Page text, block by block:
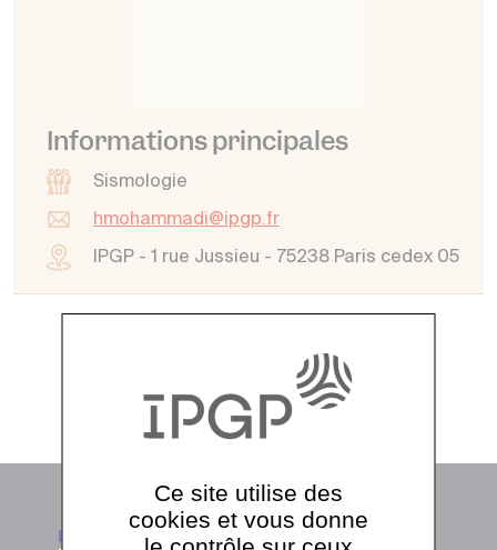
Informations principales
Sismologie
hmohammadi@ipgp.fr
IPGP - 1 rue Jussieu - 75238 Paris cedex 05
Voir tout l'annuaire
Ce site utilise des
cookies et vous donne